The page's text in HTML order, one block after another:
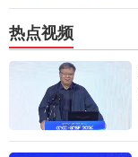
热点视频